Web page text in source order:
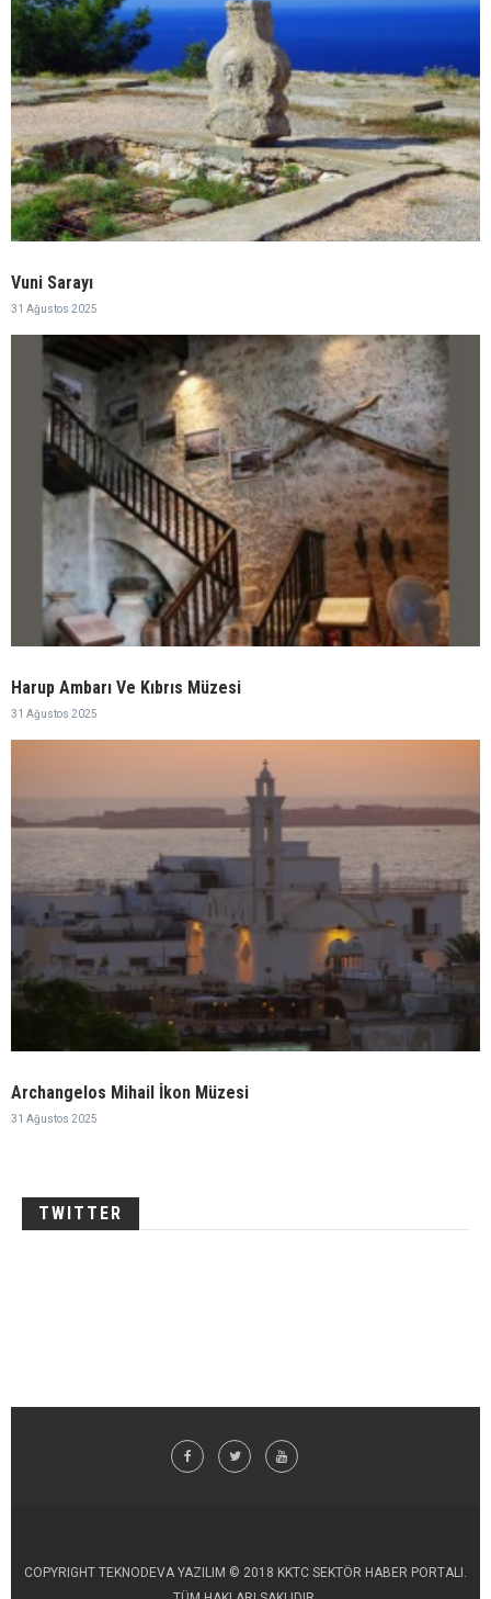
Vuni Sarayı
31 Ağustos 2025
Harup Ambarı Ve Kıbrıs Müzesi
31 Ağustos 2025
Archangelos Mihail İkon Müzesi
31 Ağustos 2025
TWITTER
COPYRIGHT TEKNODEVA YAZILIM © 2018 KKTC SEKTÖR HABER PORTALI.